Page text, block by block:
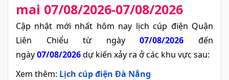
mai 07/08/2026-07/08/2026
Cập nhật mới nhất hôm nay lịch cúp điện Quận
Liên Chiểu từ ngày
07/08/2026 đến
ngày07/08/2026dự kiến xảy ra ở các khu vực sau:
Xem thêm: Lịch cúp điện Đà Nẵng